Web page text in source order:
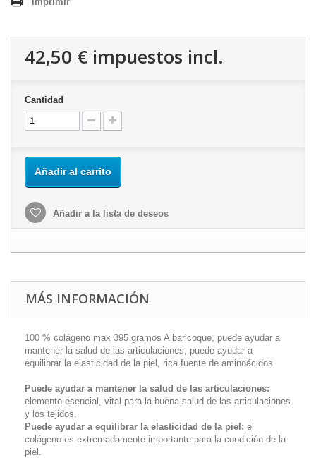
42,50 € impuestos incl.
Cantidad
Añadir al carrito
Añadir a la lista de deseos
MÁS INFORMACIÓN
100 % colágeno max 395 gramos Albaricoque, puede ayudar a
mantener la salud de las articulaciones, puede ayudar a
equilibrar la elasticidad de la piel, rica fuente de aminoácidos
Puede ayudar a mantener la salud de las articulaciones:
elemento esencial, vital para la buena salud de las articulaciones
y los tejidos.
Puede ayudar a equilibrar la elasticidad de la piel: el
colágeno es extremadamente importante para la condición de la
piel.